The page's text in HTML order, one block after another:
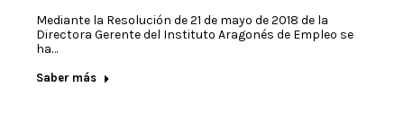
Mediante la Resolución de 21 de mayo de 2018 de la
Directora Gerente del Instituto Aragonés de Empleo se
ha…
Saber más